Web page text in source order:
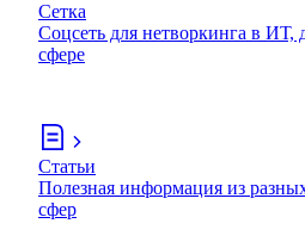
Сетка
Соцсеть для нетворкинга в ИТ,
сфере
Статьи
Полезная информация из
сфер